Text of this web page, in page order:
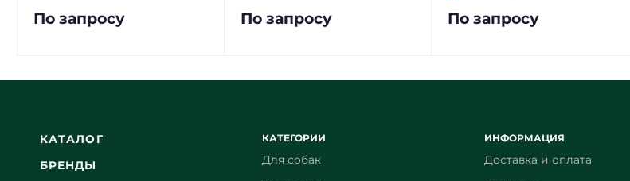
По запросу По запросу По запросу
КАТАЛОГ
БРЕНДЫ
КАТЕГОРИИ
Для собак
ИНФОРМАЦИЯ
Доставка и оплата